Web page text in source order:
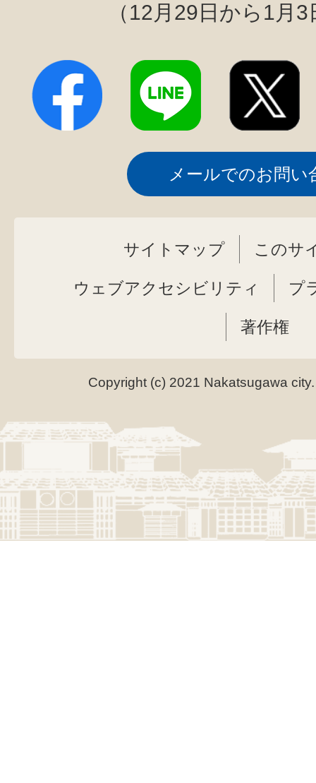
（12月29日から1月
メールでのお問い
サイトマップ このサ
ウェブアクセシビリティ プ
著作権
Copyright (c) 2021 Nakatsugawa